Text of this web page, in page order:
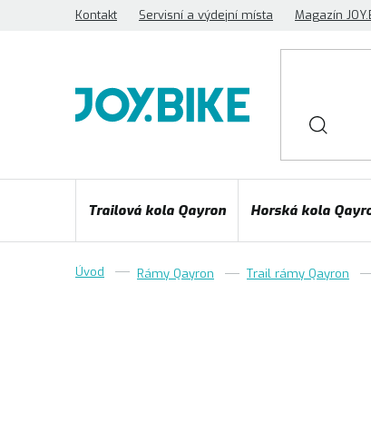
Kontakt Servisní a výdejní místa Magazín
Trailová kola Qayron Horská kola
Rámy Qayron Trail rámy Qayron